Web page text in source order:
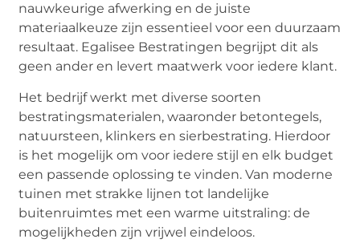
nauwkeurige afwerking en de juiste
materiaalkeuze zijn essentieel voor een duurzaam
resultaat. Egalisee Bestratingen begrijpt dit als
geen ander en levert maatwerk voor iedere klant.
Het bedrijf werkt met diverse soorten
bestratingsmaterialen, waaronder betontegels,
natuursteen, klinkers en sierbestrating. Hierdoor
is het mogelijk om voor iedere stijl en elk budget
een passende oplossing te vinden. Van moderne
tuinen met strakke lijnen tot landelijke
buitenruimtes met een warme uitstraling: de
mogelijkheden zijn vrijwel eindeloos.